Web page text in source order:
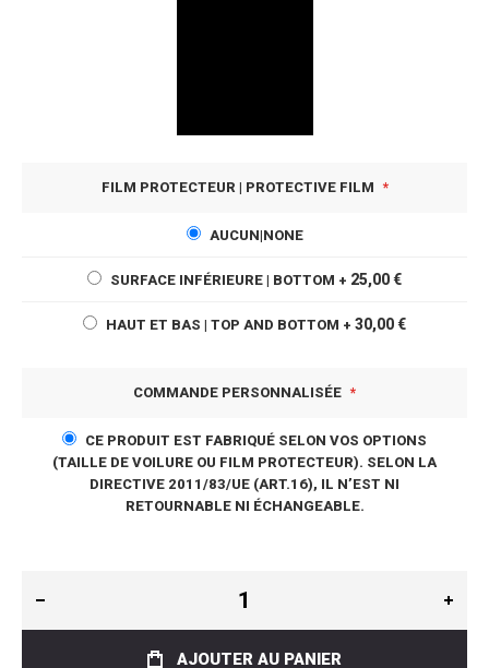
FILM PROTECTEUR | PROTECTIVE FILM
AUCUN|NONE
SURFACE INFÉRIEURE | BOTTOM + 25,00 €
HAUT ET BAS | TOP AND BOTTOM + 30,00 €
COMMANDE PERSONNALISÉE
CE PRODUIT EST FABRIQUÉ SELON VOS OPTIONS
(TAILLE DE VOILURE OU FILM PROTECTEUR). SELON LA
DIRECTIVE 2011/83/UE (ART.16), IL N’EST NI
RETOURNABLE NI ÉCHANGEABLE.
AJOUTER AU PANIER